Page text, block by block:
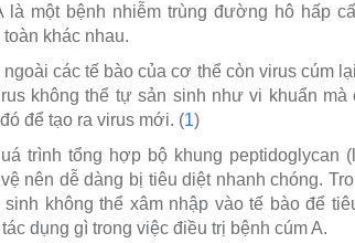
là một bệnh nhiễm trùng đường hô hấp
khác nhau.
các tế bào của cơ thể còn virus cúm
không thể tự sản sinh như vi khuẩn
để tạo ra virus mới. (1)
trình tổng hợp bộ khung peptidoglycan
nên dễ dàng bị tiêu diệt nhanh chóng.
không thể xâm nhập vào tế bào để
dụng gì trong việc điều trị bệnh cúm A.